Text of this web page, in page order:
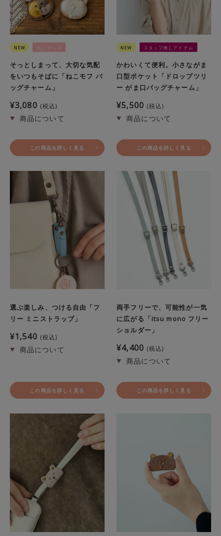
NEW ねこグッズ
そっとしまって、大切な気配
をいつもそばに「ねこモフ バ
ッグチャーム」
¥3,080 税込
この商品を詳しく見る
NEW スタッフ推しアイテム
かわいくて便利。小さながま
口型ポケット「ドロップツリ
ー がま口バッグチャーム」
¥5,500 税込
この商品を詳しく見る
選ぶ楽しみ、つける自由「フ
リー ミニストラップ」
¥1,540 税込
この商品を詳しく見る
両手フリーで、可能性が一気
に広がる「itsu mono フリー
ショルダー」
¥4,400 税込
この商品を詳しく見る